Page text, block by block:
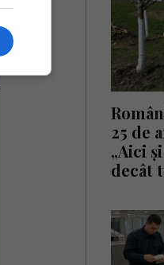
25 de
„Aici
decât